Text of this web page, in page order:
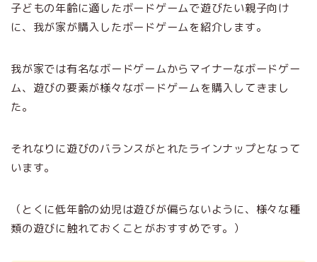
子どもの年齢に適したボードゲームで遊びたい親子向け
に、我が家が購入したボードゲームを紹介します。
我が家では有名なボードゲームからマイナーなボードゲー
ム、遊びの要素が様々なボードゲームを購入してきまし
た。
それなりに遊びのバランスがとれたラインナップとなって
います。
（とくに低年齢の幼児は遊びが偏らないように、様々な種
類の遊びに触れておくことがおすすめです。）